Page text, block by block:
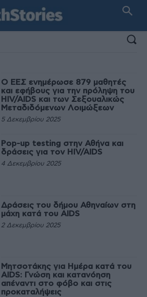
ΑΝΑΖΗΤΗΣΗΣ:
Ο ΕΕΣ ενημέρωσε 879 μαθητές
και εφήβους για την πρόληψη του
HIV/AIDS και των Σεξουαλικώς
Μεταδιδόμενων Λοιμώξεων
5 Δεκεμβρίου 2025
Pop-up testing στην Αθήνα και
δράσεις για τον HIV/AIDS
4 Δεκεμβρίου 2025
Δράσεις του δήμου Αθηναίων στη
μάχη κατά του AIDS
2 Δεκεμβρίου 2025
Μητσοτάκης για Ημέρα κατά του
AIDS: Γνώση και κατανόηση
απέναντι στο φόβο και στις
προκαταλήψεις